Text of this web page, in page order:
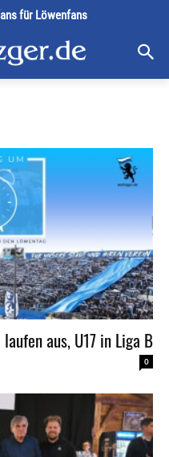
für Löwenfans
aus, U17 in Liga B
0